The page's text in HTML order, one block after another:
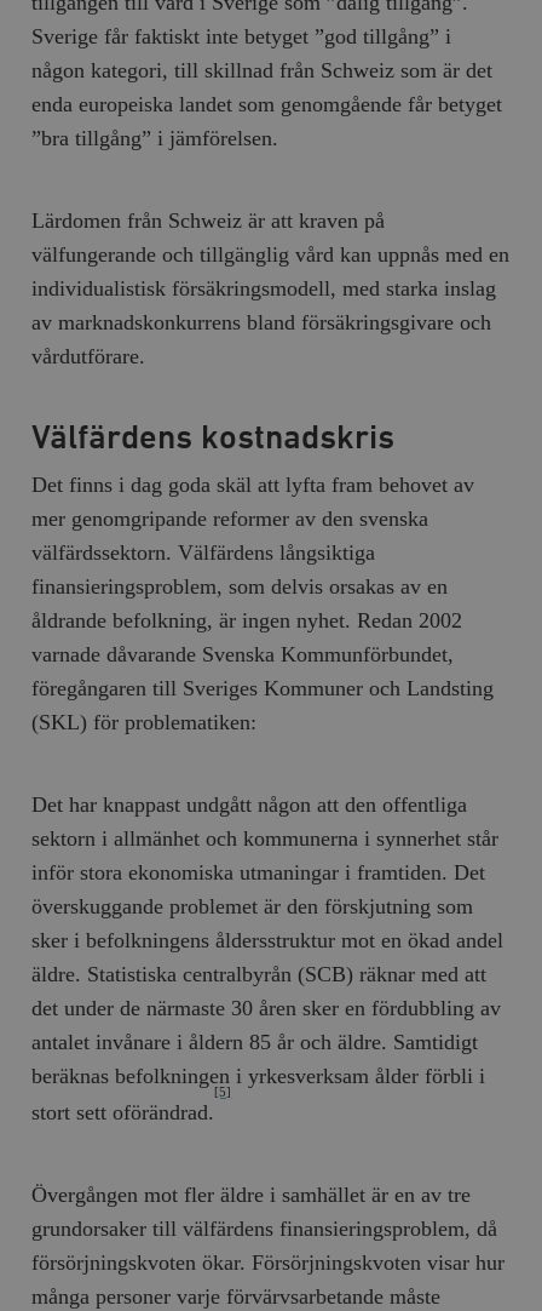
Sverige får faktiskt inte betyget ”god tillgång” i
någon kategori, till skillnad från Schweiz som är det
enda europeiska landet som genomgående får betyget
”bra tillgång” i jämförelsen.
Lärdomen från Schweiz är att kraven på
välfungerande och tillgänglig vård kan uppnås med en
individualistisk försäkringsmodell, med starka inslag
av marknadskonkurrens bland försäkringsgivare och
vårdutförare.
Välfärdens kostnadskris
Det finns i dag goda skäl att lyfta fram behovet av
mer genomgripande reformer av den svenska
välfärdssektorn. Välfärdens långsiktiga
finansieringsproblem, som delvis orsakas av en
åldrande befolkning, är ingen nyhet. Redan 2002
varnade dåvarande Svenska Kommunförbundet,
föregångaren till Sveriges Kommuner och Landsting
(SKL) för problematiken:
Det har knappast undgått någon att den offentliga
sektorn i allmänhet och kommunerna i synnerhet står
inför stora ekonomiska utmaningar i framtiden. Det
överskuggande problemet är den förskjutning som
sker i befolkningens åldersstruktur mot en ökad andel
äldre. Statistiska centralbyrån (SCB) räknar med att
det under de närmaste 30 åren sker en fördubbling av
antalet invånare i åldern 85 år och äldre. Samtidigt
beräknas befolkningen i yrkesverksam ålder förbli i
stort sett oförändrad.
[5]
Övergången mot fler äldre i samhället är en av tre
grundorsaker till välfärdens finansieringsproblem, då
försörjningskvoten ökar. Försörjningskvoten visar hur
många personer varje förvärvsarbetande måste